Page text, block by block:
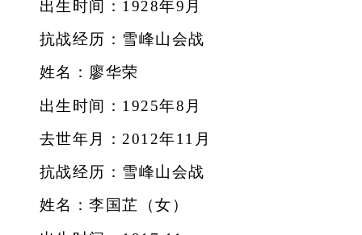
出生时间：1928年9月
抗战经历：雪峰山会战
姓名：廖华荣
出生时间：1925年8月
去世年月：2012年11月
抗战经历：雪峰山会战
姓名：李国芷（女）